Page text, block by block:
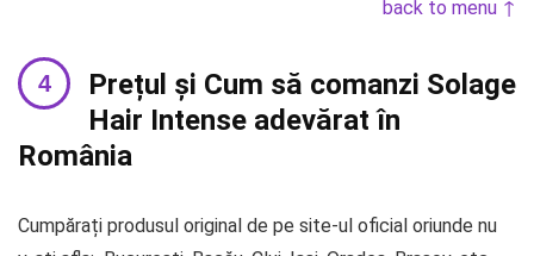
back to menu ↑
Prețul și Cum să comanzi Solage
Hair Intense adevărat în
România
Cumpărați produsul original de pe site-ul oficial oriunde nu